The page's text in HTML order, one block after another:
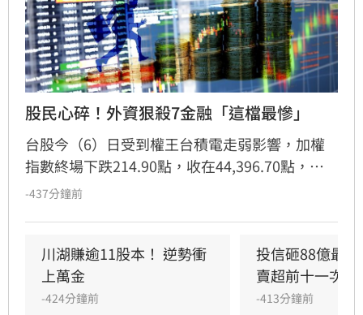
股民心碎！外資狠殺7金融「這檔最慘」
台股今（6）日受到權王台積電走弱影響，加權
指數終場下跌214.90點，收在44,396.70點，跌
幅0.48%。外資相較昨天狂買903億，今天買超
超前十大個股中，多家金融股上榜，又以臺企銀
（2834）最慘，被提了2萬多張。
-437分鐘前
川湖賺逾11股本！ 逆勢衝
上萬金
-424分鐘前
投信砸88億最
賣超前十一次看
-413分鐘前